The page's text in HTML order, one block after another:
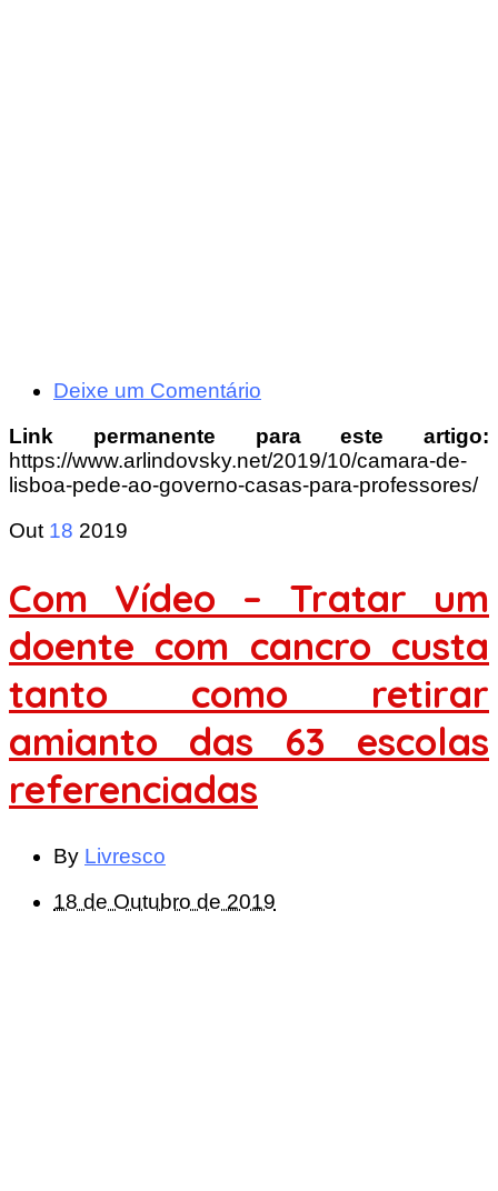
Deixe um Comentário
Link permanente para este artigo:
https://www.arlindovsky.net/2019/10/camara-de-
lisboa-pede-ao-governo-casas-para-professores/
Out 18 2019
Com Vídeo – Tratar um
doente com cancro custa
tanto como retirar
amianto das 63 escolas
referenciadas
By Livresco
18 de Outubro de 2019